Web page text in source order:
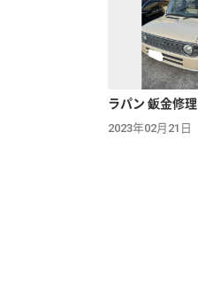
ラパン 鈑金修理
2023年02月21日